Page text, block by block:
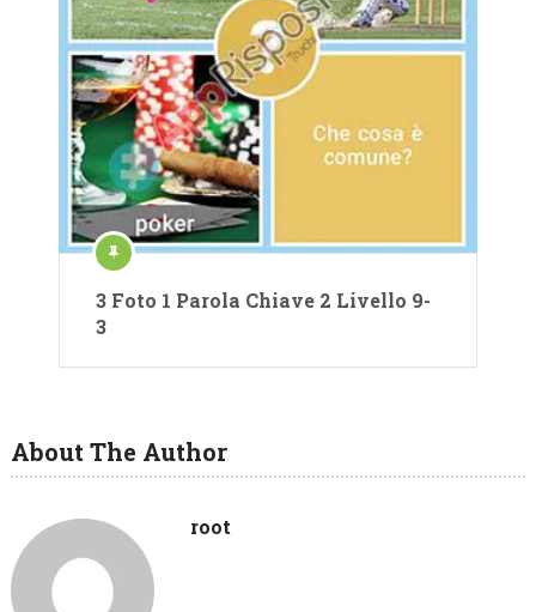
3 Foto 1 Parola Chiave 2 Livello 9-
3
About The Author
root